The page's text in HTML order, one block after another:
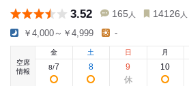
3.52 165 人 14126 人
￥4,000～￥4,999 -
空席
情報
金
8/7
土
8
日
9
月
10